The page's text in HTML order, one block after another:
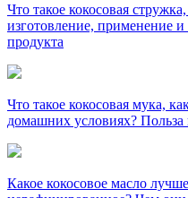
Что такое кокосовая
изготовление, применение
продукта
Что такое кокосовая мука,
домашних условиях? Польза
Какое кокосовое масло